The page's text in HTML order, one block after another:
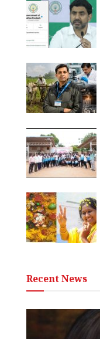
Recent News